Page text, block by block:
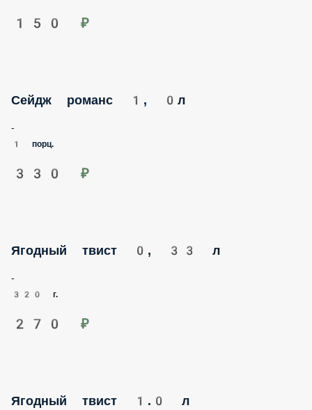
150 ₽
Сейдж романс 1, 0л
1 порц.
330 ₽
Ягодный твист 0, 33 л
320 г.
270 ₽
Ягодный твист 1.0 л